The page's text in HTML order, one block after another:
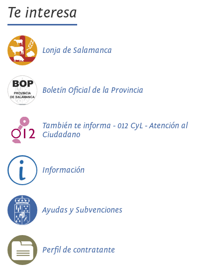
Te interesa
Lonja de Salamanca
Boletín Oficial de la Provincia
También te informa - 012 CyL - Atención al
Ciudadano
Información
Ayudas y Subvenciones
Perfil de contratante